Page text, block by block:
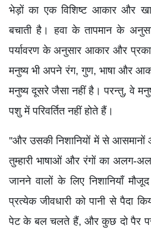
भेड़ों का एक विशिष्ट आकार और
बचाती है। हवा के तापमान के
पर्यावरण के अनुसार आकार और
मनुष्य भी अपने रंग, गुण, भाषा और
मनुष्य दूसरे जैसा नहीं है। परन्तु, वे
पशु में परिवर्तित नहीं होते हैं।
''और उसकी निशानियों में से
तुम्हारी भाषाओं और रंगों का अलग-
जानने वालों के लिए निशानियाँ
प्रत्येक जीवधारी को पानी से पैदा
पेट के बल चलते हैं, और कुछ दो पैर